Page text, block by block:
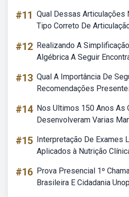
#11 Qual Dessas Articulações
Tipo Correto De
#12 Realizando A
Algébrica A Seguir
#13 Qual A Importância De
Recomendações
#14 Nos Ultimos 150 Anos As
Desenvolveram Varias
#15 Interpretação De Exames
Aplicados à Nutrição
#16 Prova Presencial 1º
Brasileira E Cidadania